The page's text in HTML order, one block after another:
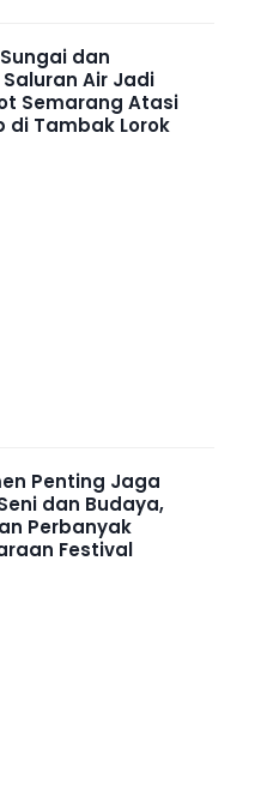
dan
Air Jadi
Semarang Atasi
di Tambak Lorok
Penting Jaga
dan Budaya,
Perbanyak
Festival